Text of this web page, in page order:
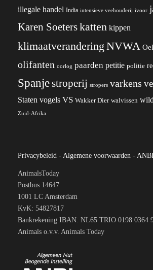
illegale handel India intensieve veehouderij ivoor
Karen Soeterskatten kippen
klimaatverandering NVWA
olifanten oorlog paarden petitie politie
Spanjestroperij stropers varkens
Staten vogels VS Wakker Dier walvissen
Zuid-Afrika
Privacybeleid - Algemene voorwaarden - ANBI
AnimalsToday
Postbus 14647
1001 LC Amsterdam
KvK: 54827817
Bankrekening IBAN: NL65 TRIO 0198 0364
Animals o.v.v. Animals Today